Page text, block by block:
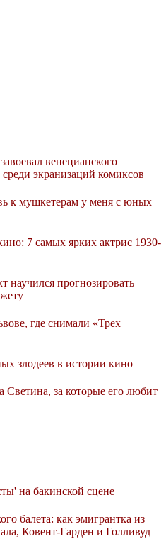
венецианского
экранизаций комиксов
к мушкетерам у меня с юных
7 самых ярких актрис 1930-
научился прогнозировать
где снимали «Трех
злодеев в истории кино
за которые его любит
на бакинской сцене
балета: как эмигрантка из
Ковент-Гарден и Голливуд